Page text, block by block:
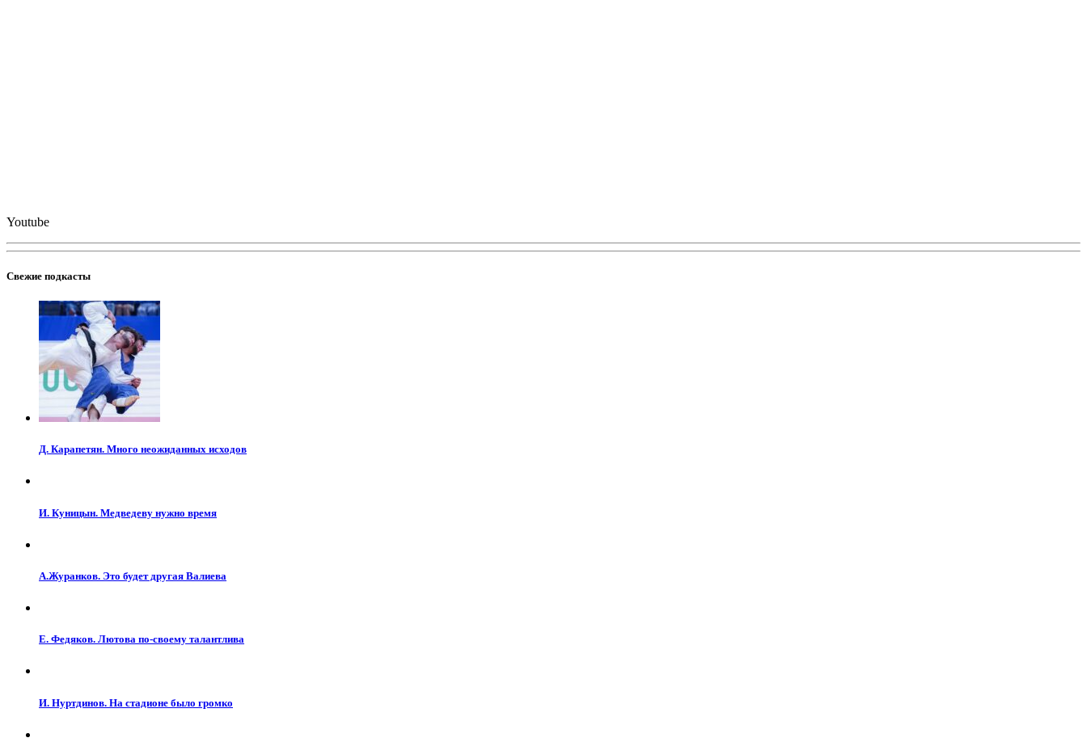
Youtube
Свежие подкасты
Д. Карапетян. Много неожиданных исходов
И. Куницын. Медведеву нужно время
А.Журанков. Это будет другая Валиева
Е. Федяков. Лютова по-своему талантлива
И. Нуртдинов. На стадионе было громко